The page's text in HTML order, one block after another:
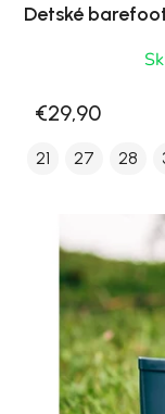
Detské
€29,90
21 27 28